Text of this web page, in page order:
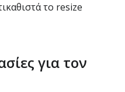
το resize
για τον